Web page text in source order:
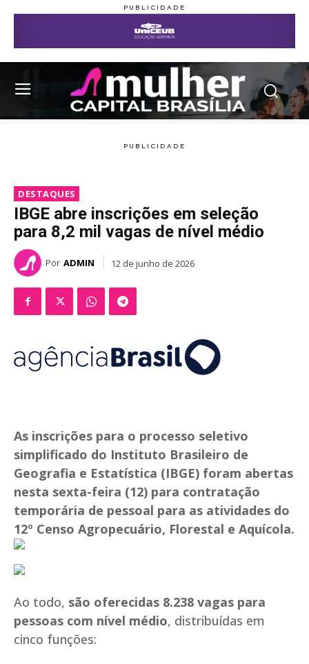
DESTAQUES
IBGE abre inscrições em seleção
para 8,2 mil vagas de nível médio
Por ADMIN 12 de junho de 2026
As inscrições para o processo seletivo
simplificado do Instituto Brasileiro de
Geografia e Estatística (IBGE) foram abertas
nesta sexta-feira (12) para contratação
temporária de pessoal para as atividades do
12º Censo Agropecuário, Florestal e Aquícola.
Ao todo, são oferecidas 8.238 vagas para
pessoas com nível médio, distribuídas em
cinco funções: